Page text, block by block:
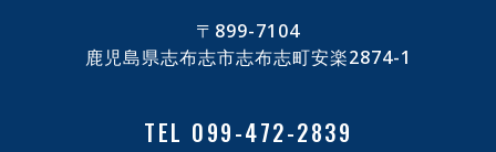
〒899-7104
鹿児島県志布志市志布志町安楽2874-1
TEL 099-472-2839